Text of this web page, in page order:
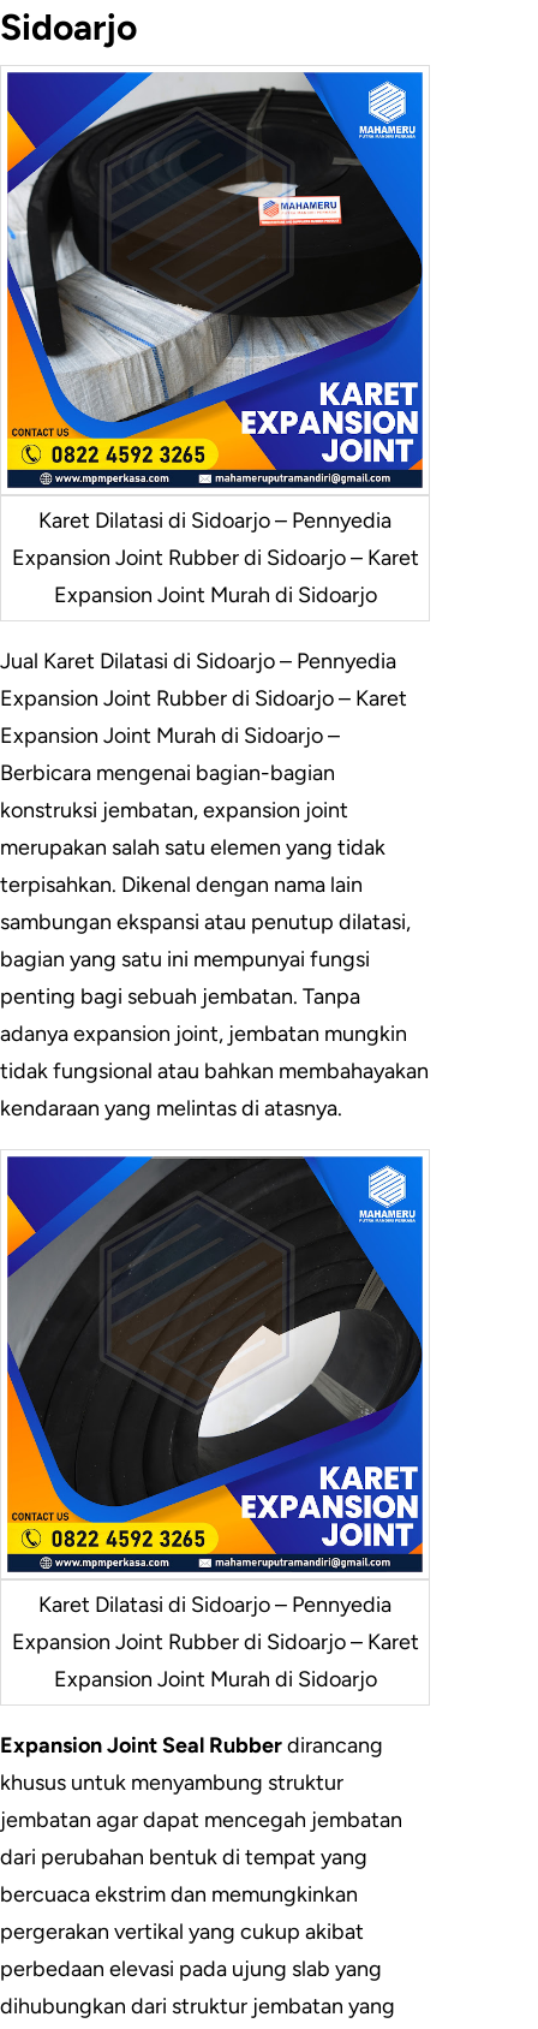
Sidoarjo
Karet Dilatasi di Sidoarjo – Pennyedia
Expansion Joint Rubber di Sidoarjo – Karet
Expansion Joint Murah di Sidoarjo
Jual Karet Dilatasi di Sidoarjo – Pennyedia
Expansion Joint Rubber di Sidoarjo – Karet
Expansion Joint Murah di Sidoarjo –
Berbicara mengenai bagian-bagian
konstruksi jembatan, expansion joint
merupakan salah satu elemen yang tidak
terpisahkan. Dikenal dengan nama lain
sambungan ekspansi atau penutup dilatasi,
bagian yang satu ini mempunyai fungsi
penting bagi sebuah jembatan. Tanpa
adanya expansion joint, jembatan mungkin
tidak fungsional atau bahkan membahayakan
kendaraan yang melintas di atasnya.
Karet Dilatasi di Sidoarjo – Pennyedia
Expansion Joint Rubber di Sidoarjo – Karet
Expansion Joint Murah di Sidoarjo
Expansion Joint Seal Rubberdirancang
khusus untuk menyambung struktur
jembatan agar dapat mencegah jembatan
dari perubahan bentuk di tempat yang
bercuaca ekstrim dan memungkinkan
pergerakan vertikal yang cukup akibat
perbedaan elevasi pada ujung slab yang
dihubungkan dari struktur jembatan yang